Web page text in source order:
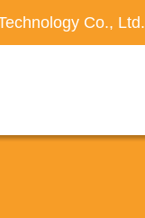
Co., Ltd.